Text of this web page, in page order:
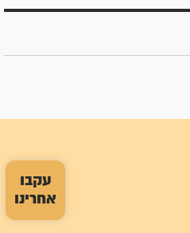
עקבו
אחרינו